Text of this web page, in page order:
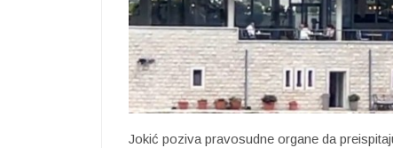
Jokić poziva pravosudne organe da